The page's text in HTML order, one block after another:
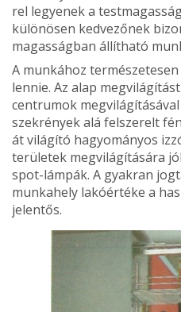
rel legyenek a
különösen kedvezőnek
magasságban állítható
A munkához
lennie. Az alap
centrumok
szekrények alá felszerelt
át világító hagyományos
területek megvilágítására
spot-lámpák. A gyakran
munkahely lakóértéke a
jelentős.